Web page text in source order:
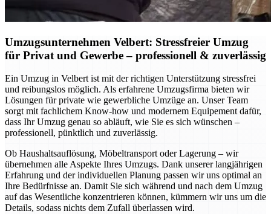
Umzugsunternehmen Velbert: Stressfreier Umzug
für Privat und Gewerbe – professionell & zuverlässig
Ein Umzug in Velbert ist mit der richtigen Unterstützung stressfrei
und reibungslos möglich. Als erfahrene Umzugsfirma bieten wir
Lösungen für private wie gewerbliche Umzüge an. Unser Team
sorgt mit fachlichem Know-how und modernem Equipement dafür,
dass Ihr Umzug genau so abläuft, wie Sie es sich wünschen –
professionell, pünktlich und zuverlässig.
Ob Haushaltsauflösung, Möbeltransport oder Lagerung – wir
übernehmen alle Aspekte Ihres Umzugs. Dank unserer langjährigen
Erfahrung und der individuellen Planung passen wir uns optimal an
Ihre Bedürfnisse an. Damit Sie sich während und nach dem Umzug
auf das Wesentliche konzentrieren können, kümmern wir uns um die
Details, sodass nichts dem Zufall überlassen wird.